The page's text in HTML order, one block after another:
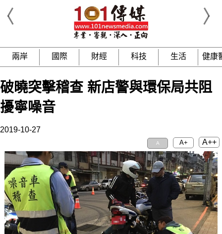
兩岸 國際 財經 科技 生活 健康
破曉突擊稽查 新店警與環保局共阻
擾寧噪音
2019-10-27
A A+ A++